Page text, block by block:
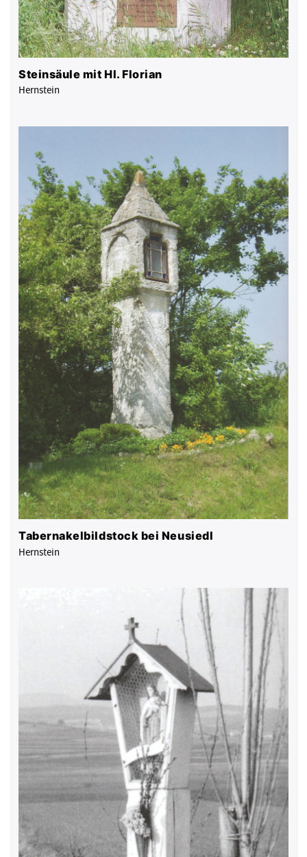
Steinsäule mit Hl. Florian
Hernstein
Tabernakelbildstock bei Neusiedl
Hernstein